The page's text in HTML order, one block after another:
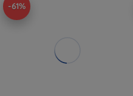
-61%